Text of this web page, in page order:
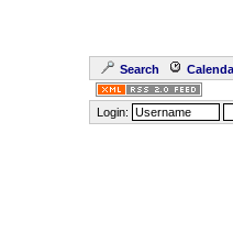
Search
Login: